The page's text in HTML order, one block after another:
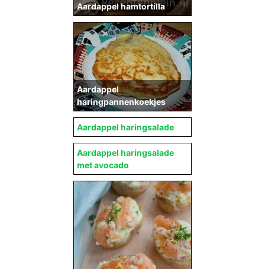
Aardappel hamtortilla
Aardappel
haringpannenkoekjes
Aardappel haringsalade
Aardappel haringsalade
met avocado